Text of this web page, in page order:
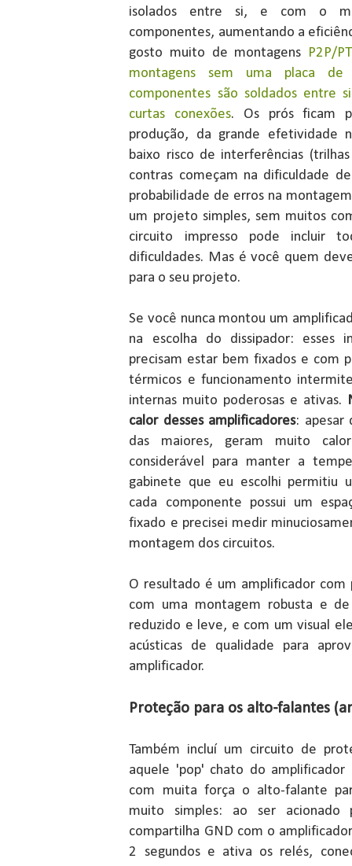
isolados entre si, e com o
componentes, aumentando a
gosto muito de montagens P2P/
montagens sem uma placa
componentes são soldados entre
curtas conexões. Os prós ficam
produção, da grande efetividade
baixo risco de interferências
contras começam na dificuldade
probabilidade de erros na
um projeto simples, sem muitos
circuito impresso pode incluir
dificuldades. Mas é você quem
para o seu projeto.
Se você nunca montou um
na escolha do dissipador: esses
precisam estar bem fixados e com
térmicos e funcionamento
internas muito poderosas e ativas.
calor desses amplificadores: apesar
das maiores, geram muito
considerável para manter a
gabinete que eu escolhi permitiu
cada componente possui um
fixado e precisei medir
montagem dos circuitos.
O resultado é um amplificador
com uma montagem robusta e
reduzido e leve, e com um visual
acústicas de qualidade para
amplificador.
Proteção para os alto-falantes
Também incluí um circuito de
aquele 'pop' chato do amplificador
com muita força o alto-falante
muito simples: ao ser
compartilha GND com o
2 segundos e ativa os relés,